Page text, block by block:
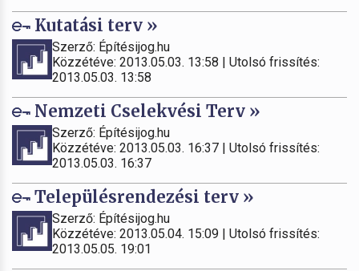
Kutatási terv »
Szerző: Építésijog.hu
Közzétéve: 2013.05.03. 13:58 | Utolsó frissítés:
2013.05.03. 13:58
Nemzeti Cselekvési Terv »
Szerző: Építésijog.hu
Közzétéve: 2013.05.03. 16:37 | Utolsó frissítés:
2013.05.03. 16:37
Településrendezési terv »
Szerző: Építésijog.hu
Közzétéve: 2013.05.04. 15:09 | Utolsó frissítés:
2013.05.05. 19:01